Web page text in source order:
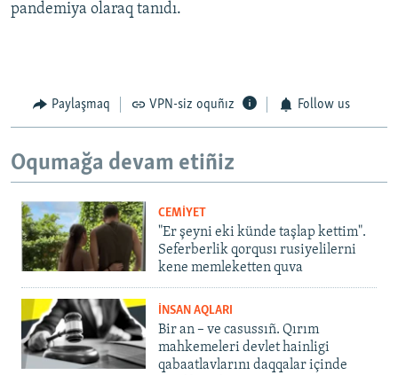
pandemiya olaraq tanıdı.
Paylaşmaq VPN-siz oquñız Follow us
Oqumağa devam etiñiz
CEMİYET
"Er şeyni eki künde taşlap kettim".
Seferberlik qorqusı rusiyelilerni
kene memleketten quva
İNSAN AQLARI
Bir an – ve casussıñ. Qırım
mahkemeleri devlet hainligi
qabaatlavlarını daqqalar içinde